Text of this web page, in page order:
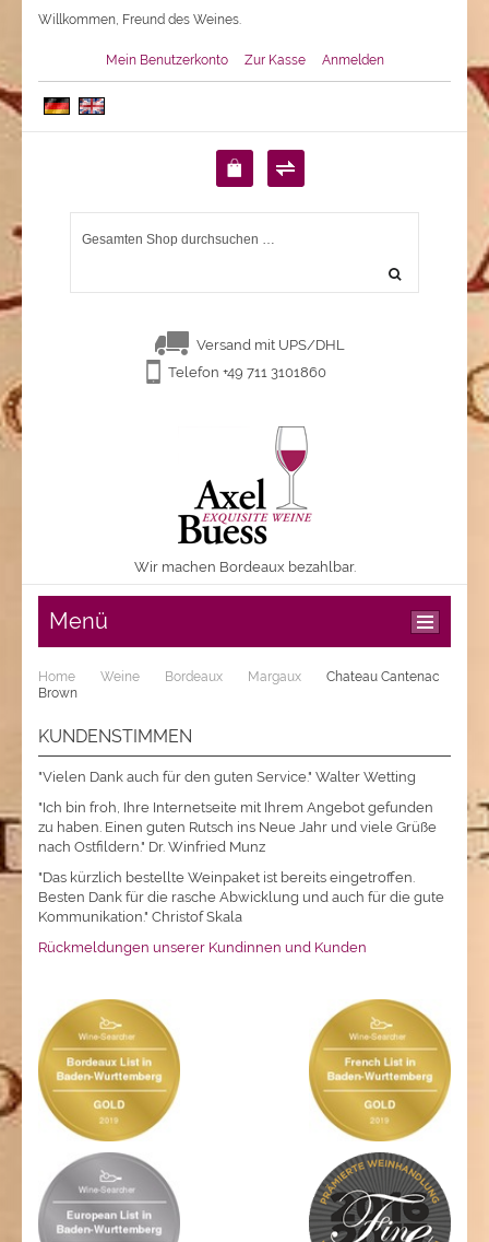
Willkommen, Freund des Weines.
Mein Benutzerkonto Zur Kasse Anmelden
Versand mit UPS/DHL
Telefon +49 711 3101860
Wir machen Bordeaux bezahlbar.
Menü
Home Weine Bordeaux Margaux
Chateau Cantenac
Brown
KUNDENSTIMMEN
"Vielen Dank auch für den guten Service." Walter Wetting
"Ich bin froh, Ihre Internetseite mit Ihrem Angebot gefunden
zu haben. Einen guten Rutsch ins Neue Jahr und viele Grüße
nach Ostfildern." Dr. Winfried Munz
"Das kürzlich bestellte Weinpaket ist bereits eingetroffen.
Besten Dank für die rasche Abwicklung und auch für die gute
Kommunikation." Christof Skala
Rückmeldungen unserer Kundinnen und Kunden